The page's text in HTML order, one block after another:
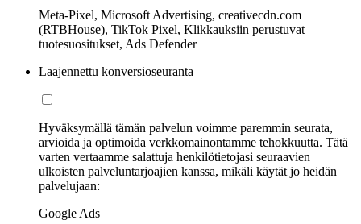
Meta-Pixel, Microsoft Advertising, creativecdn.com
(RTBHouse), TikTok Pixel, Klikkauksiin perustuvat
tuotesuositukset, Ads Defender
Laajennettu konversioseuranta
Hyväksymällä tämän palvelun voimme paremmin seurata,
arvioida ja optimoida verkkomainontamme tehokkuutta. Tätä
varten vertaamme salattuja henkilötietojasi seuraavien
ulkoisten palveluntarjoajien kanssa, mikäli käytät jo heidän
palvelujaan:
Google Ads